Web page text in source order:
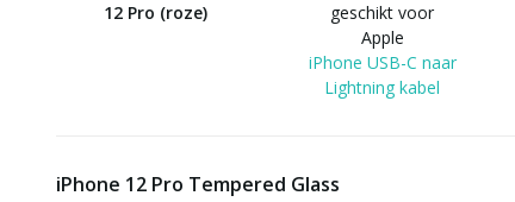
12 Pro (roze)
geschikt voor
Apple
iPhone USB-C naar
Lightning kabel
iPhone 12 Pro Tempered Glass